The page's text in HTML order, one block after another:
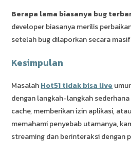
Berapa lama biasanya bug
developer biasanya merilis
setelah bug dilaporkan secara
Kesimpulan
MasalahHot51 tidak bisa live
dengan langkah-langkah
cache, memberikan izin aplikasi,
memahami penyebab utamanya,
streaming dan berinteraksi dengan